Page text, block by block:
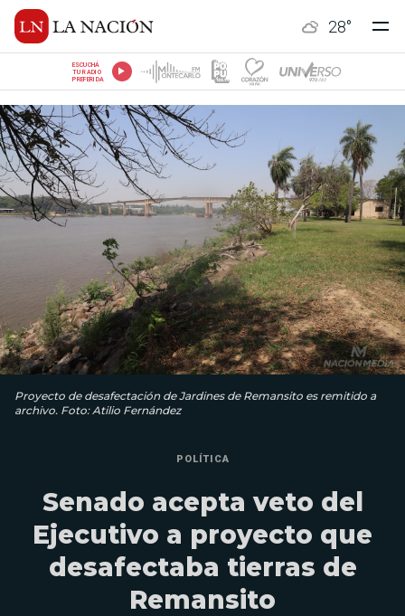
28°
ESCUCHÁ
TU RADIO
PREFERIDA
Proyecto de desafectación de Jardines de Remansito es remitido a
archivo. Foto: Atilio Fernández
POLÍTICA
Senado acepta veto del
Ejecutivo a proyecto que
desafectaba tierras de
Remansito